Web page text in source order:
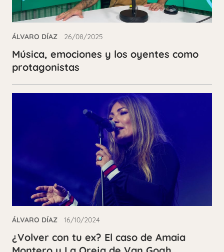
ÁLVARO DÍAZ 26/08/2025
Música, emociones y los oyentes como
protagonistas
ÁLVARO DÍAZ 16/10/2024
¿Volver con tu ex? El caso de Amaia